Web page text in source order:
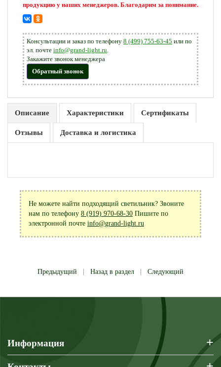
продукцию у наших менеджеров. Благодарим за понимание.
Консультации и заказ по телефону 8 (499) 755-63-45 или по
эл. почте info@grand-light.ru.
Закажите звонок менеджера
Обратный звонок
Описание Характеристики Сертификаты
Отзывы Доставка и логистика
Не можете найти подходящий светильник? Звоните
нам по телефону 8 (919) 970-68-30 Пишите по
электронной почте info@grand-light.ru
Предыдущий Назад в раздел Следующий
Информация +